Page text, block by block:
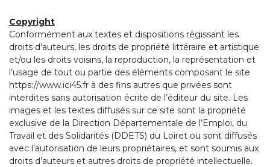
Copyright
Conformément aux textes et dispositions régissant les
droits d’auteurs, les droits de propriété littéraire et artistique
et/ou les droits voisins, la reproduction, la représentation et
l’usage de tout ou partie des éléments composant le site
https://www.ici45.fr à des fins autres que privées sont
interdites sans autorisation écrite de l’éditeur du site. Les
images et les textes diffusés sur ce site sont la propriété
exclusive de la Direction Départementale de l’Emploi, du
Travail et des Solidarités (DDETS) du Loiret ou sont diffusés
avec l’autorisation de leurs propriétaires, et sont soumis aux
droits d’auteurs et autres droits de propriété intellectuelle.